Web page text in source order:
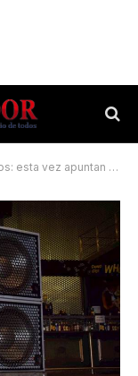
contra un bar céntrico